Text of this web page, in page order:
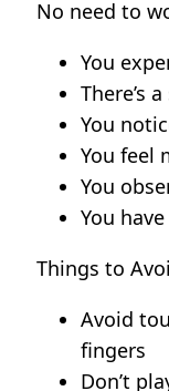
No need to
You
There’s
You
You feel
You
You
Things to
Avoid
fingers
Don’t